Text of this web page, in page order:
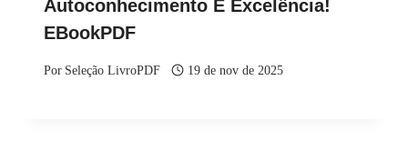
Autoconhecimento E Excelência!
EBookPDF
Por Seleção LivroPDF 19 de nov de 2025